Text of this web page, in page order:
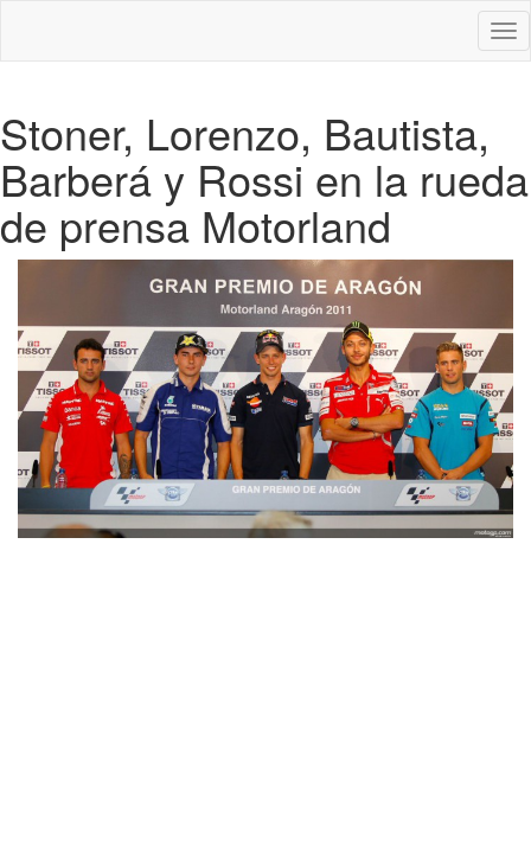
Stoner, Lorenzo, Bautista,
Barberá y Rossi en la rueda
de prensa Motorland